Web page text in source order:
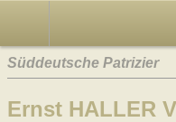
Süddeutsche Patrizier
Ernst HALLER